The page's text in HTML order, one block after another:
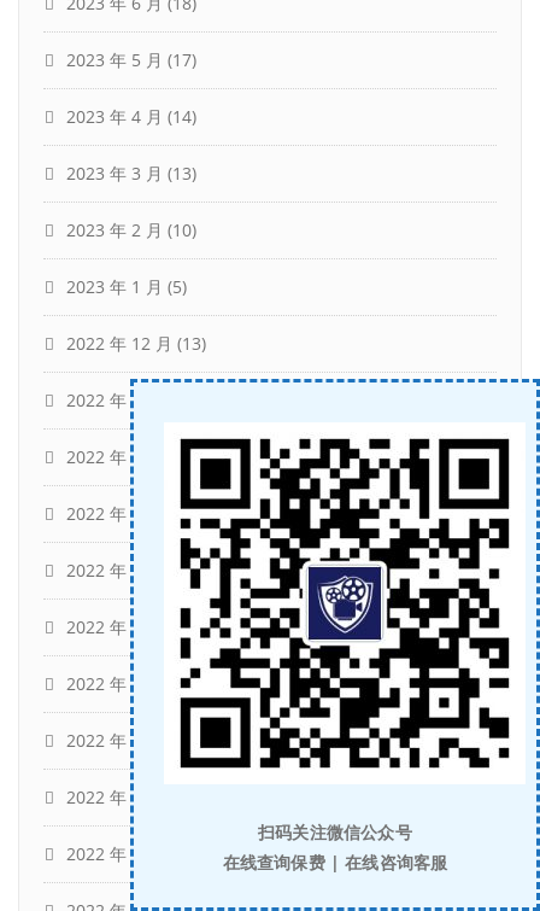
2023 年 5 月 (17)
2023 年 4 月 (14)
2023 年 3 月 (13)
2023 年 2 月 (10)
2023 年 1 月 (5)
2022 年 12 月 (13)
2022 年 11 月
2022 年 10 月 (7)
2022 年 9 月 (12)
2022 年 8 月 (12)
2022 年 7 月 (12)
2022 年 6 月 (13)
2022 年 5 月
2022 年 4 月
2022 年 3 月
扫码关注微信公众号
在线查询保费 | 在线咨询客服